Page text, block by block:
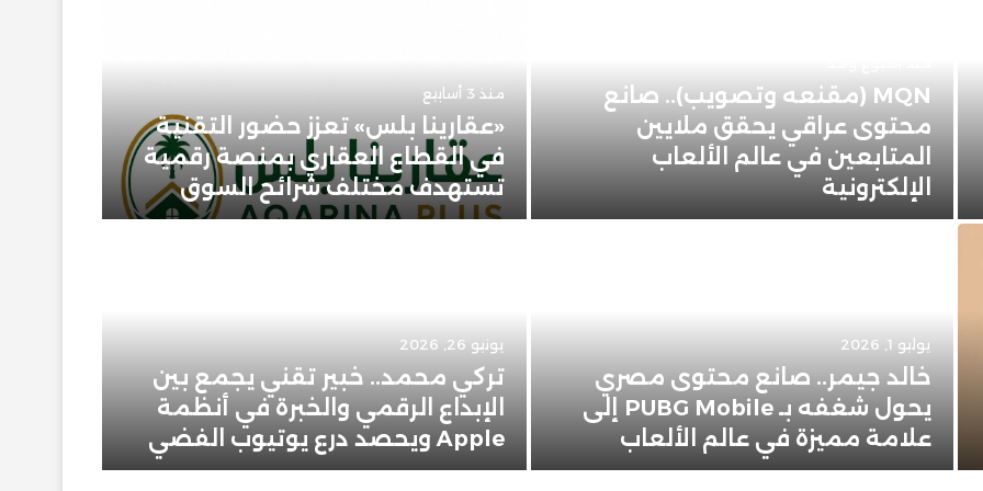
MQN (مقنعه وتصويب).. صانع
محتوى عراقي يحقق ملايين
المتابعين في عالم الألعاب
الإلكترونية
منذ 3 أسابيع
«عقارينا بلس» تعزز حضور التقنية
في القطاع العقاري بمنصة رقمية
تستهدف مختلف شرائح السوق
يوليو 1, 2026
خالد جيمر.. صانع محتوى مصري
يحول شغفه بـ PUBG Mobile إلى
علامة مميزة في عالم الألعاب
يونيو 26, 2026
تركي محمد.. خبير تقني يجمع بين
الإبداع الرقمي والخبرة في أنظمة
Apple ويحصد درع يوتيوب الفضي